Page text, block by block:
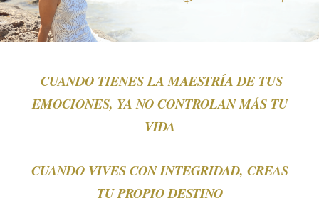
CUANDO TIENES LA MAESTRÍA DE TUS
EMOCIONES, YA NO CONTROLAN MÁS TU
VIDA
CUANDO VIVES CON INTEGRIDAD, CREAS
TU PROPIO DESTINO